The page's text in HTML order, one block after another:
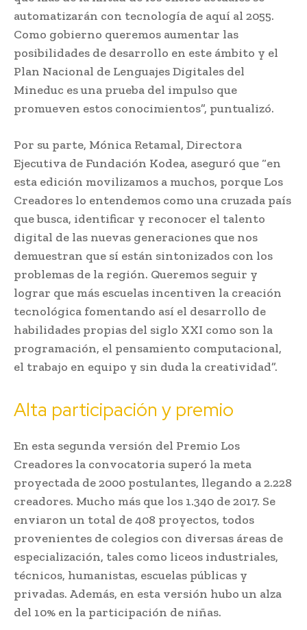
automatizarán con tecnología de aquí al 2055.
Como gobierno queremos aumentar las
posibilidades de desarrollo en este ámbito y el
Plan Nacional de Lenguajes Digitales del
Mineduc es una prueba del impulso que
promueven estos conocimientos”, puntualizó.
Por su parte, Mónica Retamal, Directora
Ejecutiva de Fundación Kodea, aseguró que “en
esta edición movilizamos a muchos, porque Los
Creadores lo entendemos como una cruzada país
que busca, identificar y reconocer el talento
digital de las nuevas generaciones que nos
demuestran que sí están sintonizados con los
problemas de la región. Queremos seguir y
lograr que más escuelas incentiven la creación
tecnológica fomentando así el desarrollo de
habilidades propias del siglo XXI como son la
programación, el pensamiento computacional,
el trabajo en equipo y sin duda la creatividad”.
Alta participación y premio
En esta segunda versión del Premio Los
Creadores la convocatoria superó la meta
proyectada de 2000 postulantes, llegando a 2.228
creadores. Mucho más que los 1.340 de 2017. Se
enviaron un total de 408 proyectos, todos
provenientes de colegios con diversas áreas de
especialización, tales como liceos industriales,
técnicos, humanistas, escuelas públicas y
privadas. Además, en esta versión hubo un alza
del 10% en la participación de niñas.